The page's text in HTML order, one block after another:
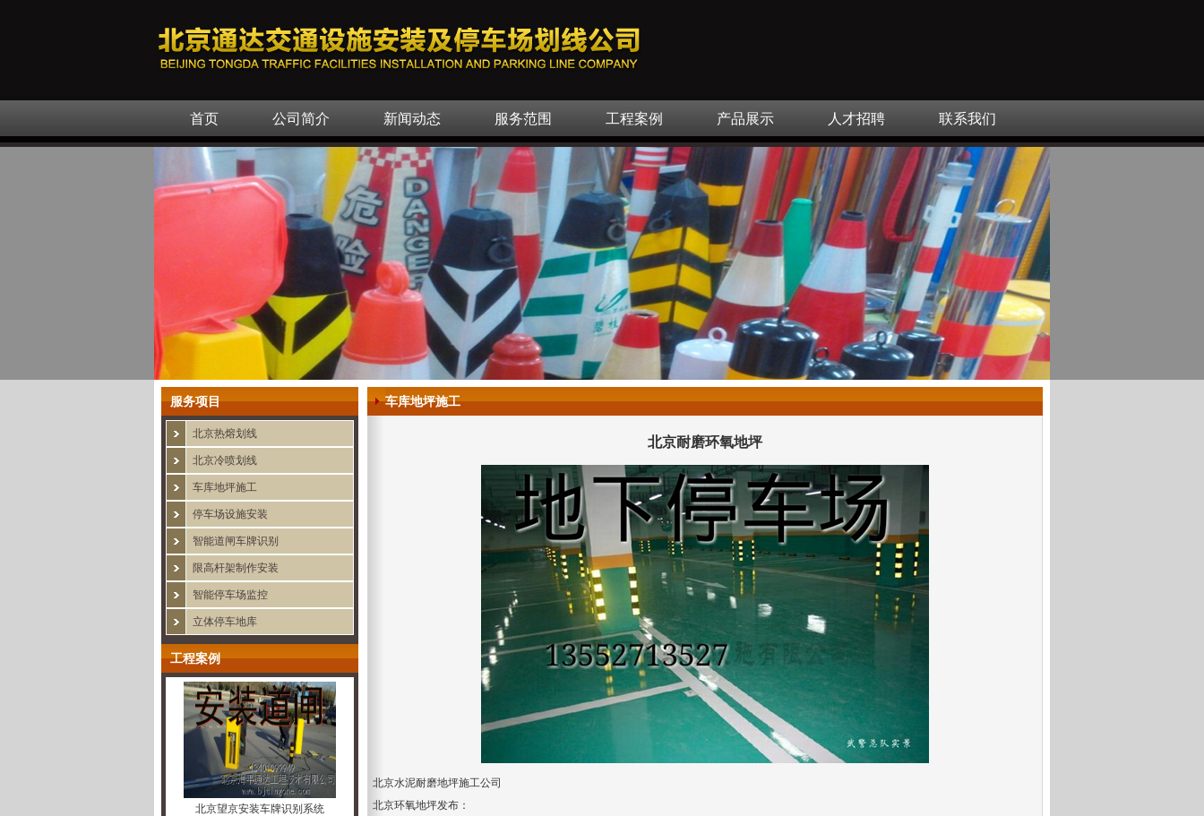
首页 公司简介 新闻动态 服务范围 工程案例 产品展示 人才招聘 联系我们
服务项目
北京热熔划线
北京冷喷划线
车库地坪施工
停车场设施安装
智能道闸车牌识别
限高杆架制作安装
智能停车场监控
立体停车地库
工程案例
北京望京安装车牌识别系统
车库地坪施工
北京耐磨环氧地坪
北京水泥耐磨地坪施工公司
北京环氧地坪发布：